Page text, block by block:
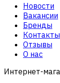
Новости
Вакансии
Бренды
Контакты
Отзывы
О нас
Интернет-